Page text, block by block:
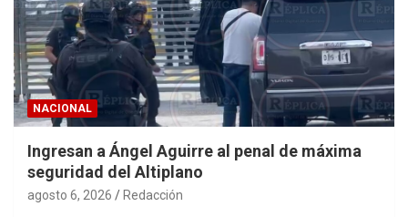
NACIONAL
Ingresan a Ángel Aguirre al penal de máxima
seguridad del Altiplano
agosto 6, 2026 Redacción